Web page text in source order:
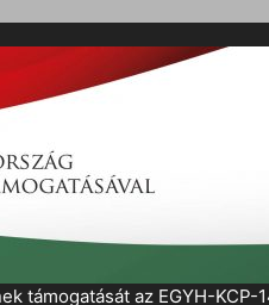
támogatását az EGYH-